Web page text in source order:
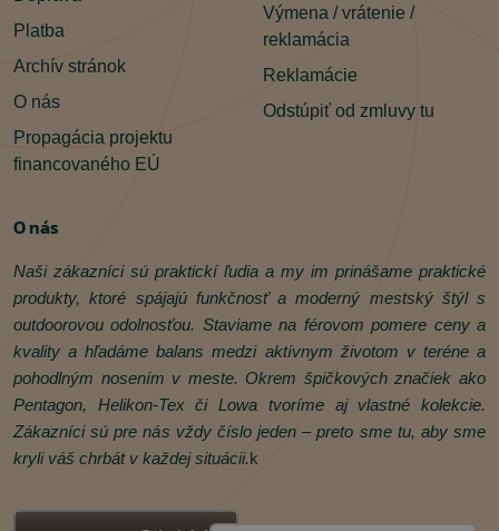
Platba
Archív stránok
O nás
Propagácia projektu
financovaného EÚ
Výmena / vrátenie /
reklamácia
Reklamácie
Odstúpiť od zmluvy tu
O nás
Naši zákazníci sú praktickí ľudia a my im prinášame praktické
produkty, ktoré spájajú funkčnosť a moderný mestský štýl s
outdoorovou odolnosťou. Staviame na férovom pomere ceny a
kvality a hľadáme balans medzi aktívnym životom v teréne a
pohodlným nosením v meste. Okrem špičkových značiek ako
Pentagon, Helikon‑Tex či Lowa tvoríme aj vlastné kolekcie.
Zákazníci sú pre nás vždy číslo jeden – preto sme tu, aby sme
kryli váš chrbát v každej situácii.k